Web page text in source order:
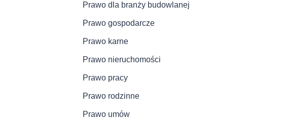
Prawo dla branży budowlanej
Prawo gospodarcze
Prawo karne
Prawo nieruchomości
Prawo pracy
Prawo rodzinne
Prawo umów